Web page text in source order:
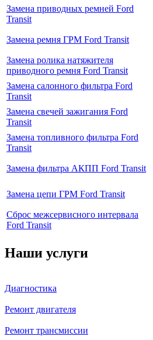
Замена приводных ремней Ford
Transit
Замена ремня ГРМ Ford Transit
Замена ролика натяжителя
приводного ремня Ford Transit
Замена салонного фильтра Ford
Transit
Замена свечей зажигания Ford
Transit
Замена топливного фильтра Ford
Transit
Замена фильтра АКПП Ford Transit
Замена цепи ГРМ Ford Transit
Сброс межсервисного интервала
Ford Transit
Наши услуги
Диагностика
Ремонт двигателя
Ремонт трансмиссии